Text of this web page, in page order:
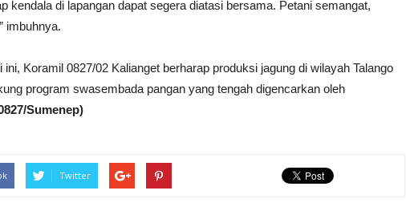
kendala di lapangan dapat segera diatasi bersama. Petani semangat,
imbuhnya.
Koramil 0827/02 Kalianget berharap produksi jagung di wilayah Talango
program swasembada pangan yang tengah digencarkan oleh
Sumenep)
Twitter